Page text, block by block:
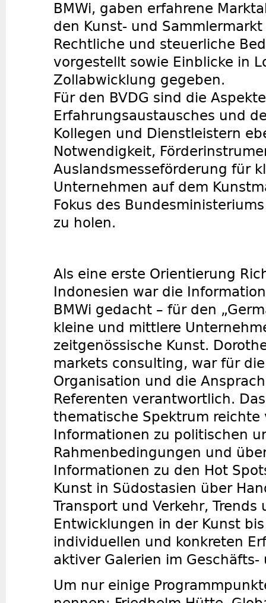
BMWi, gaben erfahrene
den Kunst- und
Rechtliche und steuerliche
vorgestellt sowie Einblicke in
Zollabwicklung gegeben.
Für den BVDG sind die
Erfahrungsaustausches und
Kollegen und Dienstleistern
Notwendigkeit,
Auslandsmesseförderung für
Unternehmen auf dem
Fokus des
zu holen.
Als eine erste Orientierung
Indonesien war die
BMWi gedacht – für den
kleine und mittlere
zeitgenössische Kunst.
markets consulting, war für
Organisation und die
Referenten verantwortlich.
thematische Spektrum reichte
Informationen zu politischen
Rahmenbedingungen und
Informationen zu den Hot
Kunst in Südostasien über
Transport und Verkehr,
Entwicklungen in der Kunst
individuellen und konkreten
aktiver Galerien im
Um nur einige